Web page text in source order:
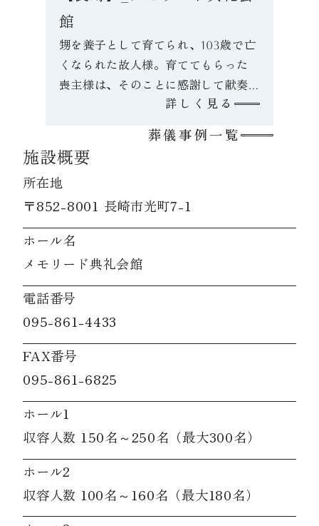
館
甥を養子として育てられ、103歳で亡
くなられた故人様。育ててもらった
喪主様は、そのことに感謝して献奏
曲は「感謝状〜母へのメッセージ」
詳しく見る
葬儀事例一覧
施設概要
所在地
〒852-8001 長崎市光町7-1
ホール名
メモリード典礼会館
電話番号
095-861-4433
FAX番号
095-861-6825
ホール1
収容人数 150名～250名（最大300名）
ホール2
収容人数 100名～160名（最大180名）